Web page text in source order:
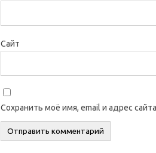
Сайт
Сохранить моё имя, email и адрес